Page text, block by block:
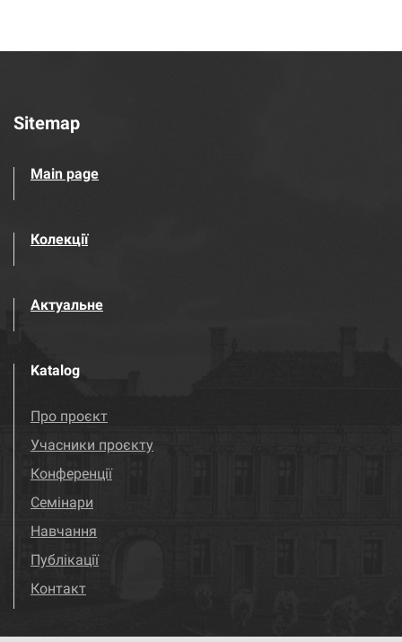
Sitemap
Main page
Колекції
Актуальне
Katalog
Про проєкт
Учасники проєкту
Конференції
Семінари
Навчання
Публікації
Контакт